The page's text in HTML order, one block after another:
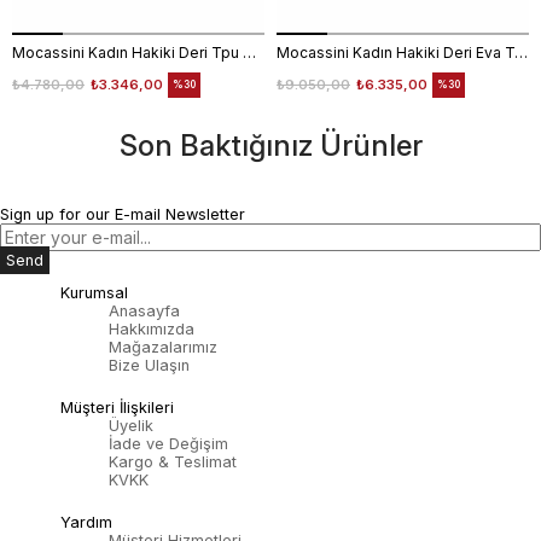
Mocassini Kadın Hakiki Deri Tpu Taban Siyah Günlük Ayakkabı
₺3.346,00
₺4.780,00 %30
Mocassini Kadın Hakiki Deri Eva Taban Beyaz Günlük Ayakkabı
₺6.335,00
₺9.050,00 %30
Son Baktığınız Ürünler
Sign up for our E-mail Newsletter
Send
Kurumsal
Anasayfa
Hakkımızda
Mağazalarımız
Bize Ulaşın
Müşteri İlişkileri
Üyelik
İade ve Değişim
Kargo & Teslimat
KVKK
Yardım